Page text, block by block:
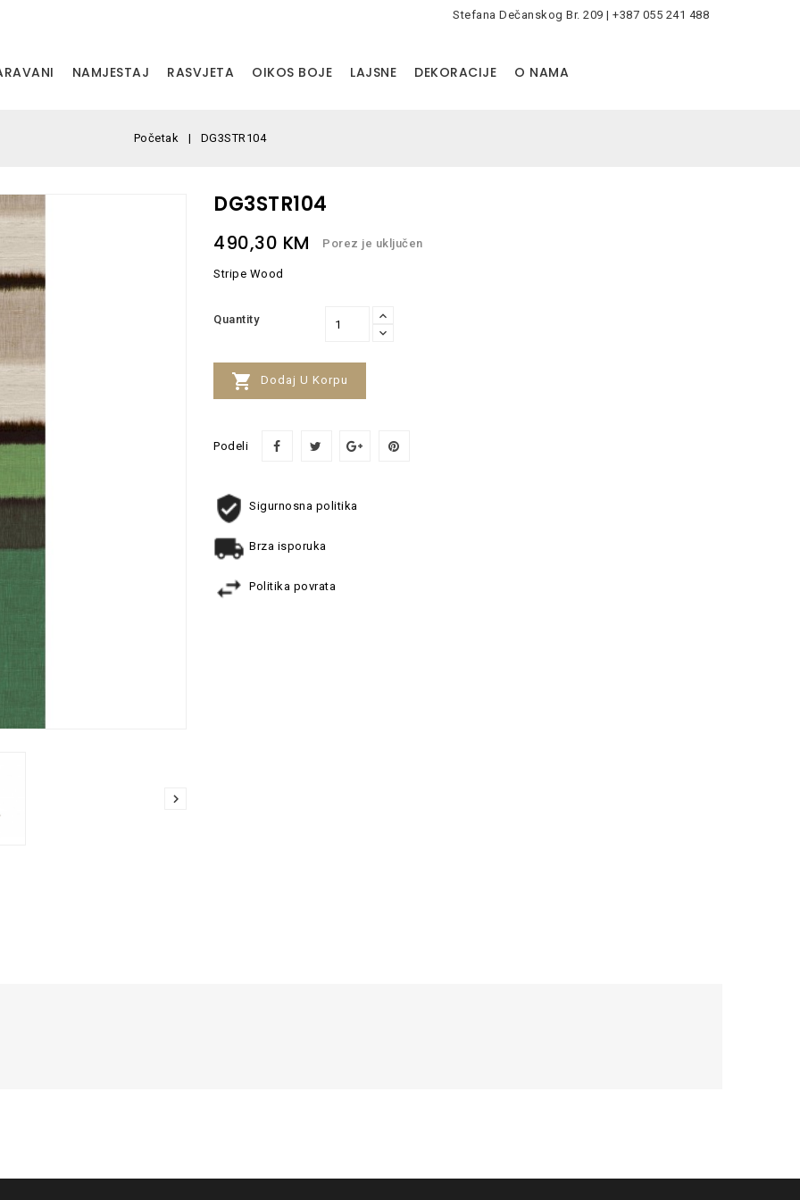
Stefana Dečanskog Br. 209 | +387 055 241 488
NAMJESTAJ RASVJETA OIKOS BOJE LAJSNE DEKORACIJE O NAMA
Početak DG3STR104

DG3STR104
490,30 KM Porez je uključen
Stripe Wood
Quantity
 Dodaj U Korpu
Podeli
Sigurnosna politika
Brza isporuka
Politika povrata